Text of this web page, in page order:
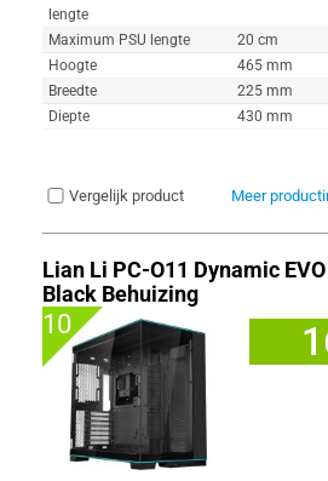
lengte
Maximum PSU lengte
20 cm
Hoogte
465 mm
Breedte
225 mm
Diepte
430 mm
Vergelijk product Meer
Lian Li PC-O11 Dynamic EVO
Black Behuizing
10